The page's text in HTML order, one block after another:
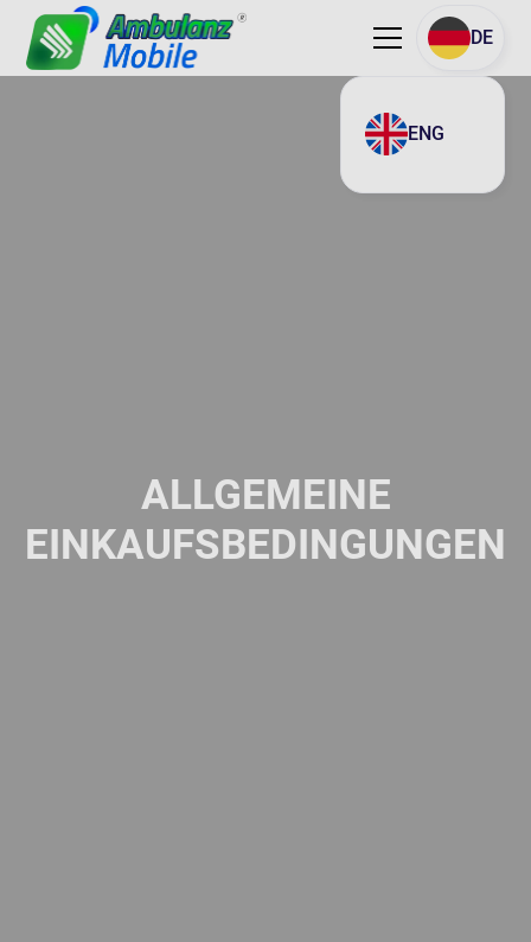
DE
ENG
ALLGEMEINE
EINKAUFSBEDINGUNGEN